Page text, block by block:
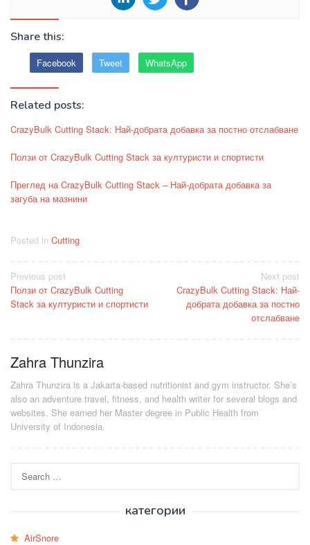
Share this:
Facebook Tweet WhatsApp
Related posts:
CrazyBulk Cutting Stack: Най-добрата добавка за постно отслабване
Ползи от CrazyBulk Cutting Stack за културисти и спортисти
Преглед на CrazyBulk Cutting Stack – Най-добрата добавка за
загуба на мазнини
Posted in Cutting
Post
navigation
Previous post
Ползи от CrazyBulk Cutting
Stack за културисти и спортисти
Next post
CrazyBulk Cutting Stack: Най-
добрата добавка за постно
отслабване
Zahra Thunzira
Zahra Thunzira is a Jakarta-based nutritionist and gym instructor. She’s
also an adventure travel, fitness, and health writer for several blogs and
websites. She earned her Master degree in Public Health from
University of Indonesia.
for:
категории
AirSnore